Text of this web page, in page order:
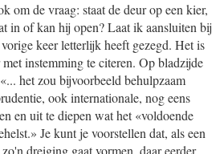
om de vraag: staat de deur op een kier,
in of kan hij open? Laat ik aansluiten bij
keer letterlijk heeft gezegd. Het is
instemming te citeren. Op bladzijde
het zou bijvoorbeeld behulpzaam
ook internationale, nog eens
en uit te diepen wat het «voldoende
Je kunt je voorstellen dat, als een
dreiging gaat vormen, daar eerder